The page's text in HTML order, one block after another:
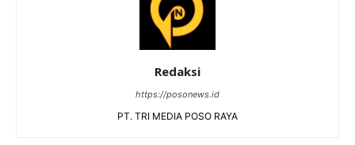
Redaksi
https://posonews.id
PT. TRI MEDIA POSO RAYA